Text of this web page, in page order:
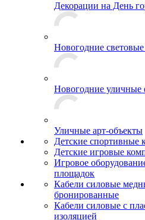
Декорации на День
Новогодние
Новогодние уличные
Уличные арт-объекты
Детские спортивные
Детские игровые
Игровое
площадок
Кабели силовые
бронированные
Кабели силовые с
изоляцией